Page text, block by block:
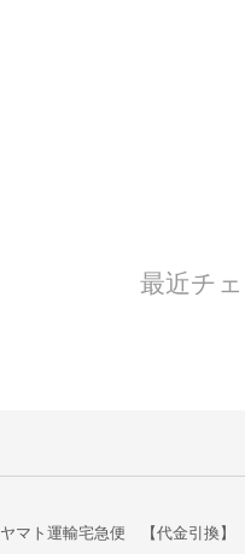
最近チ
ヤマト運輸宅急便 【代金引換】